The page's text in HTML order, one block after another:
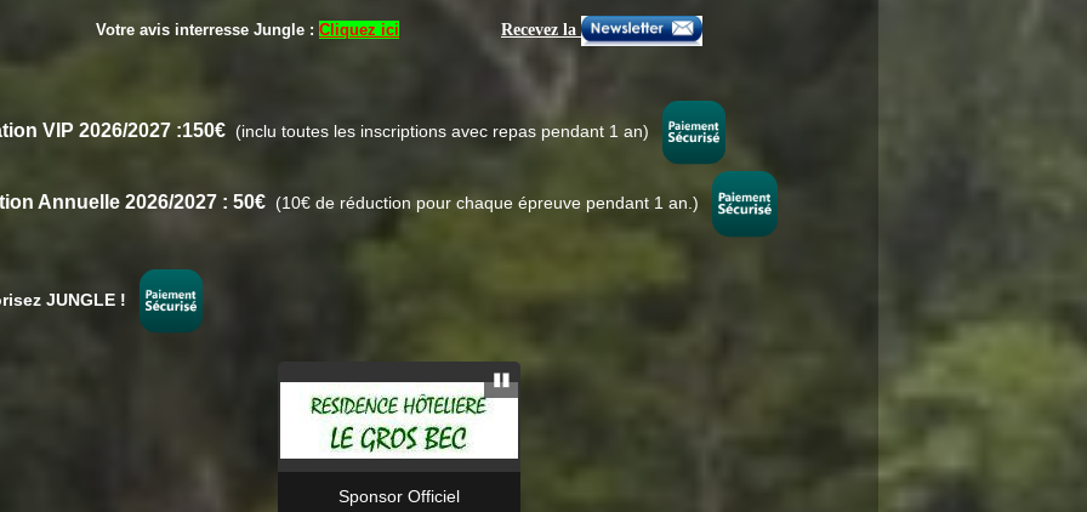
Votre avis interresse Jungle : Cliquez ici Recevez la
VIP 2026/2027 :150€ (inclu toutes les inscriptions avec repas pendant 1 an)
Annuelle 2026/2027 : 50€ (10€ de réduction pour chaque épreuve pendant 1 an.)
JUNGLE !
Sponsor Officiel